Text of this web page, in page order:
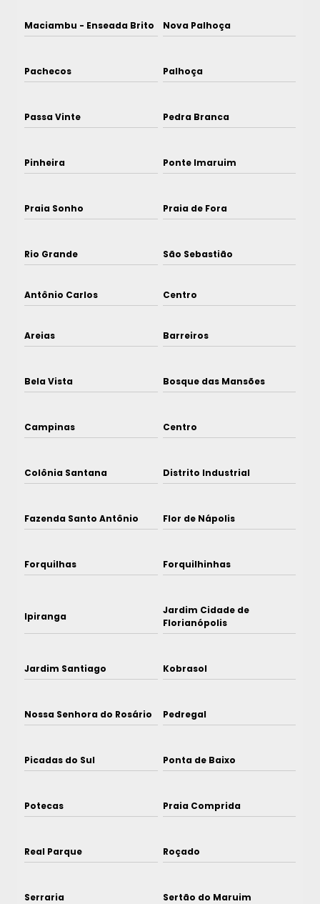
Maciambu - Enseada Brito Nova Palhoça
Pachecos Palhoça
Passa Vinte Pedra Branca
Pinheira Ponte Imaruim
Praia Sonho Praia de Fora
Rio Grande São Sebastião
Antônio Carlos Centro
Areias Barreiros
Bela Vista Bosque das Mansões
Campinas Centro
Colônia Santana Distrito Industrial
Fazenda Santo Antônio Flor de Nápolis
Forquilhas Forquilhinhas
Ipiranga
Jardim Cidade de
Florianópolis
Jardim Santiago Kobrasol
Nossa Senhora do Rosário Pedregal
Picadas do Sul Ponta de Baixo
Potecas Praia Comprida
Real Parque Roçado
Serraria Sertão do Maruim